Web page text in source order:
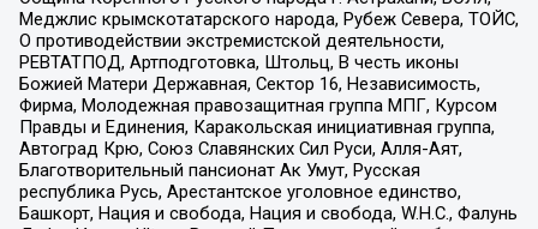
Меджлис крымскотатарского народа, Рубеж Севера, ТОЙС,
О противодействии экстремистской деятельности,
РЕВТАТПОД, Артподготовка, Штольц, В честь иконы
Божией Матери Державная, Сектор 16, Независимость,
Фирма, Молодежная правозащитная группа МПГ, Курсом
Правды и Единения, Каракольская инициативная группа,
Автоград Крю, Союз Славянских Сил Руси, Алля-Аят,
Благотворительный пансионат Ак Умут, Русская
республика Русь, Арестантское уголовное единство,
Башкорт, Нация и свобода, Нация и свобода, W.H.С., Фалунь